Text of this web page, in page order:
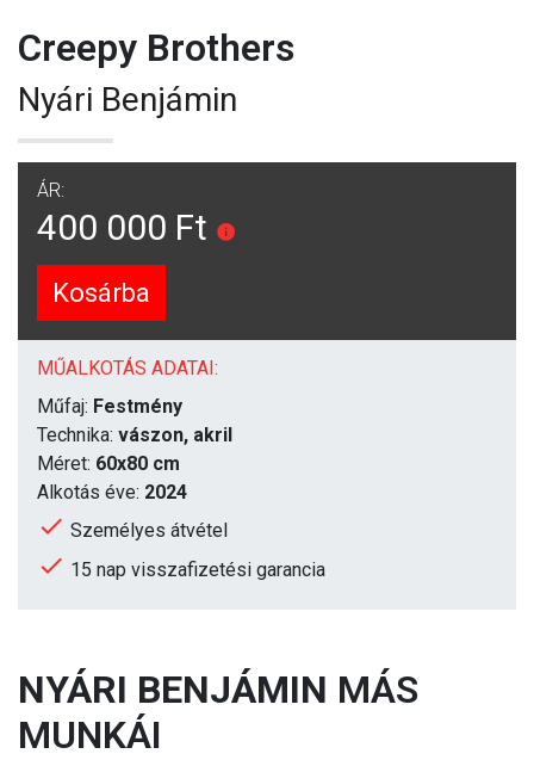
Creepy Brothers
Nyári Benjámin
ÁR:
400 000 Ft
Kosárba
MŰALKOTÁS ADATAI:
Műfaj: Festmény
Technika: vászon, akril
Méret: 60x80 cm
Alkotás éve: 2024
Személyes átvétel
15 nap visszafizetési garancia
NYÁRI BENJÁMIN MÁS
MUNKÁI